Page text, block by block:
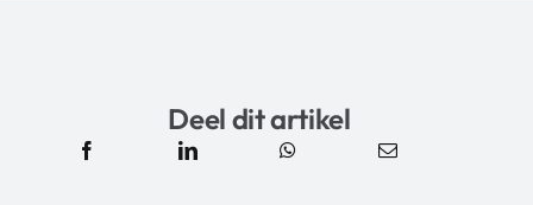
Deel dit artikel